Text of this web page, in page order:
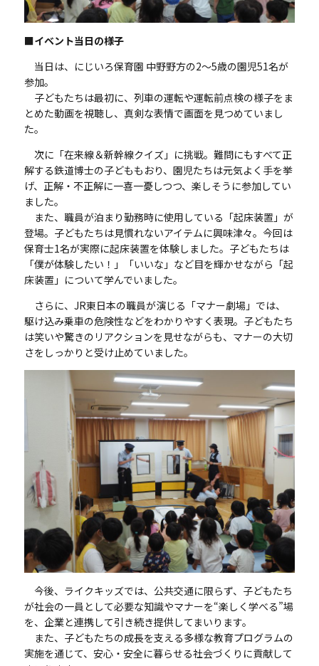
■イベント当日の様子
当日は、にじいろ保育園 中野野方の2～5歳の園児51名が
参加。
子どもたちは最初に、列車の運転や運転前点検の様子をま
とめた動画を視聴し、真剣な表情で画面を見つめていまし
た。
次に「在来線＆新幹線クイズ」に挑戦。難問にもすべて正
解する鉄道博士の子どももおり、園児たちは元気よく手を挙
げ、正解・不正解に一喜一憂しつつ、楽しそうに参加してい
ました。
また、職員が泊まり勤務時に使用している「起床装置」が
登場。子どもたちは見慣れないアイテムに興味津々。今回は
保育士1名が実際に起床装置を体験しました。子どもたちは
「僕が体験したい！」「いいな」など目を輝かせながら「起
床装置」について学んでいました。
さらに、JR東日本の職員が演じる「マナー劇場」では、
駆け込み乗車の危険性などをわかりやすく表現。子どもたち
は笑いや驚きのリアクションを見せながらも、マナーの大切
さをしっかりと受け止めていました。
今後、ライクキッズでは、公共交通に限らず、子どもたち
が社会の一員として必要な知識やマナーを“楽しく学べる”場
を、企業と連携して引き続き提供してまいります。
また、子どもたちの成長を支える多様な教育プログラムの
実施を通じて、安心・安全に暮らせる社会づくりに貢献して